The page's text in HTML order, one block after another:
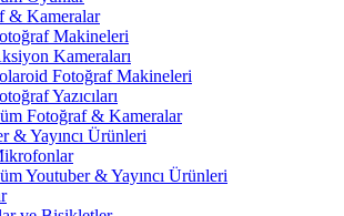
& Kameralar
Makineleri
Kameraları
Fotoğraf Makineleri
Yazıcıları
Fotoğraf & Kameralar
& Yayıncı Ürünleri
Youtuber & Yayıncı Ürünleri